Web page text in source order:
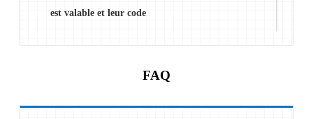
est valable et leur code
Règles relatives au retrait de points pour les
FAQ